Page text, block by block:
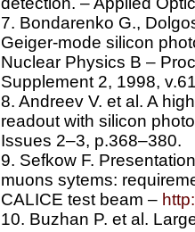
7. Bondarenko G.,
Geiger-mode silicon
Nuclear Physics B –
Supplement 2, 1998,
8. Andreev V. et al. A
readout with silicon
Issues 2–3, p.368–380.
9. Sefkow F.
muons sytems:
CALICE test beam –
10. Buzhan P. et al.